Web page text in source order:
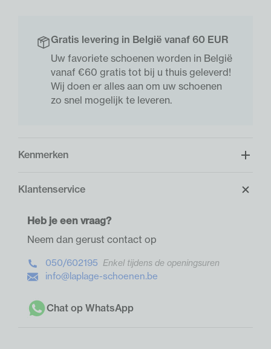
Gratis levering in België vanaf 60 EUR
Uw favoriete schoenen worden in België
vanaf €60 gratis tot bij u thuis geleverd!
Wij doen er alles aan om uw schoenen
zo snel mogelijk te leveren.
Kenmerken
Klantenservice
Heb je een vraag?
Neem dan gerust contact op
050/602195 Enkel tijdens de openingsuren
info@laplage-schoenen.be
Chat op WhatsApp